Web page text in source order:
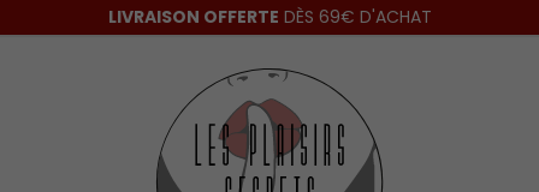
LIVRAISON OFFERTE DÈS 69€ D'ACHAT